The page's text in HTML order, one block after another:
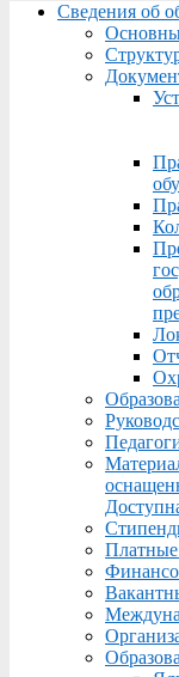
Menu
Сведения об
Платные